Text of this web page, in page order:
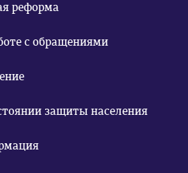
реформа
с обращениями
защиты населения